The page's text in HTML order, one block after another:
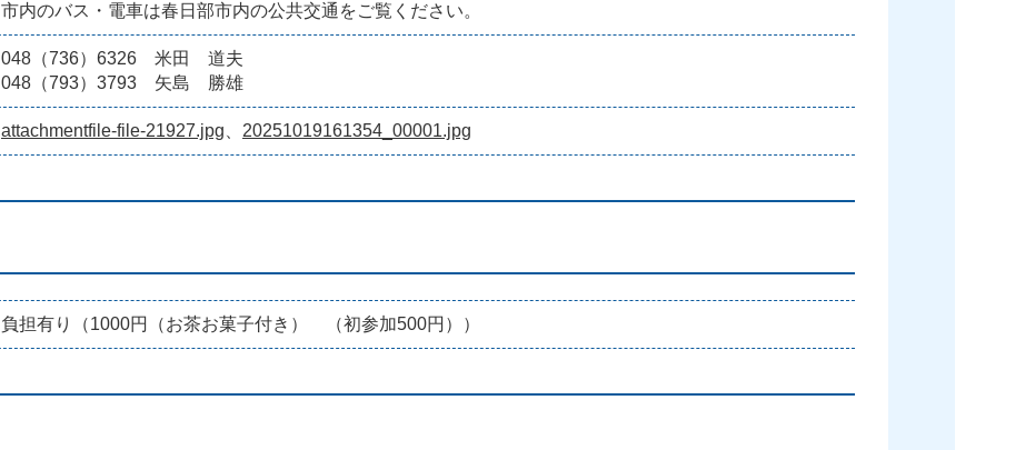
市内のバス・電車は春日部市内の公共交通をご覧ください。
048（736）6326 米田 道夫
048（793）3793 矢島 勝雄
attachmentfile-file-21927.jpg 20251019161354_00001.jpg
負担有り（1000円（お茶お菓子付き） （初参加500円））